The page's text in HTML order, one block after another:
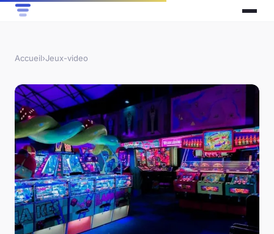
Accueil›Jeux-video